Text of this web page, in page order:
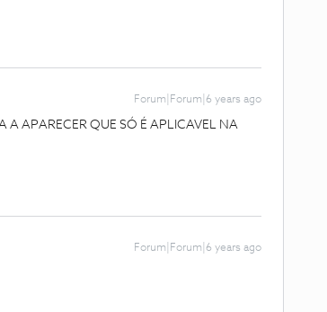
Forum|Forum|6 years ago
A APARECER QUE SÓ É APLICAVEL NA
Forum|Forum|6 years ago